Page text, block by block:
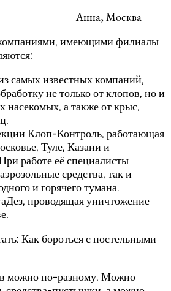
Анна, Москва
имеющими филиалы
самых известных компаний,
не только от клопов, но и
насекомых, а также от крыс,
Клоп-Контроль, работающая
Туле, Казани и
работе её специалисты
средства, так и
и горячего тумана.
проводящая уничтожение
Как бороться с постельными
можно по-разному. Можно